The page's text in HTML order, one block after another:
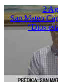
2
San Mateo
“Dios